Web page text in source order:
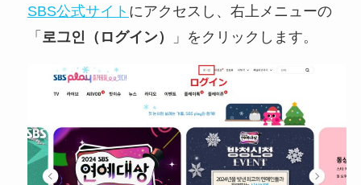
SBS公式サイト にアクセスし、右上メニューの
「 로그인（ログイン） 」をクリックします。